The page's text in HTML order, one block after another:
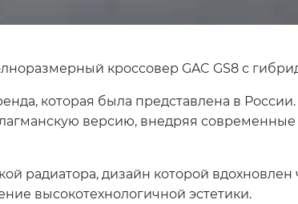
кроссовер GAC GS8 с
которая была представлена в
версию, внедряя современные
радиатора, дизайн которой
высокотехнологичной эстетики.